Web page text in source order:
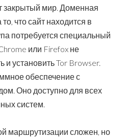
закрытый мир. Доменная
что сайт находится в
потребуется специальный
или Firefox не
и установить Tor Browser.
обеспечение с
Оно доступно для всех
систем.
маршрутизации сложен, но